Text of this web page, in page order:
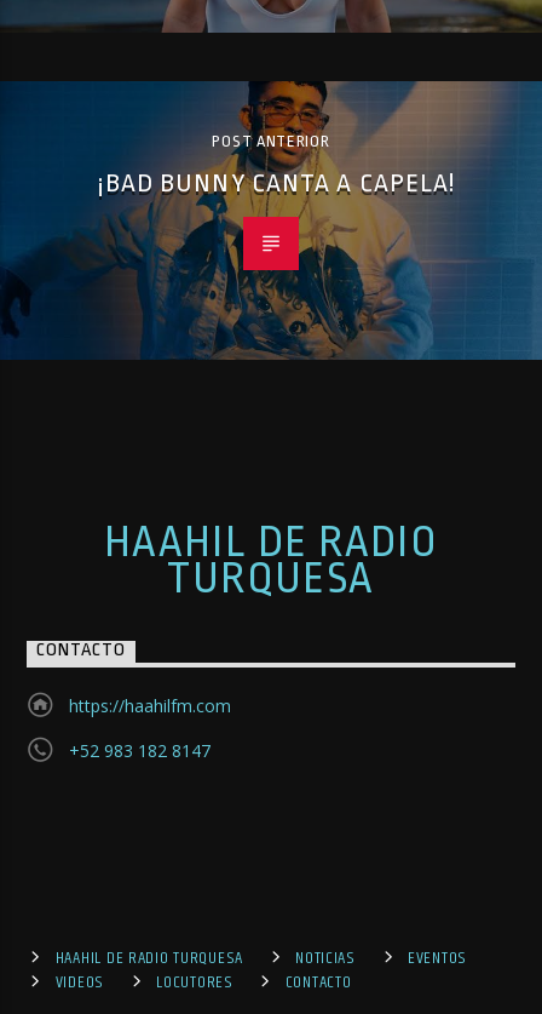
POST ANTERIOR
¡BAD BUNNY CANTA A CAPELA!
HAAHIL DE RADIO
TURQUESA
CONTACTO
https://haahilfm.com
+52 983 182 8147
HAAHIL DE RADIO TURQUESA NOTICIAS
EVENTOS
VIDEOS
LOCUTORES CONTACTO